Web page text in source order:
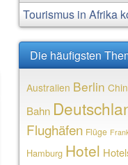
Tourismus in Afrika
Die häufigsten
Australien Berlin
Bahn
Flughäfen Flüge
Hamburg Hotel